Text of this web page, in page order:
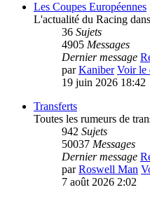
Les Coupes Européennes
L'actualité du Racing
36 Sujets
4905 Messages
Dernier message
parKaniber Voir le
19 juin 2026 18:42
Transferts
Toutes les rumeurs de
942 Sujets
50037 Messages
Dernier message
parRoswell Man
7 août 2026 2:02